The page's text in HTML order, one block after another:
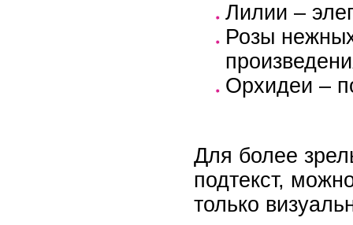
Лилии –
Розы
Орхидеи –
Для более
подтекст,
только